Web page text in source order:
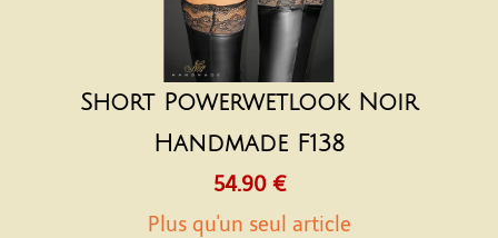
Short Powerwetlook Noir
Handmade F138
54.90 €
Plus qu'un seul article